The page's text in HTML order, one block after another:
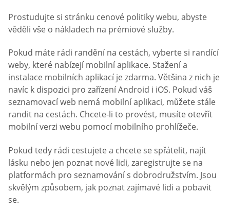
Prostudujte si stránku cenové politiky webu, abyste
věděli vše o nákladech na prémiové služby.
Pokud máte rádi randění na cestách, vyberte si randící
weby, které nabízejí mobilní aplikace. Stažení a
instalace mobilních aplikací je zdarma. Většina z nich je
navíc k dispozici pro zařízení Android i iOS. Pokud váš
seznamovací web nemá mobilní aplikaci, můžete stále
randit na cestách. Chcete-li to provést, musíte otevřít
mobilní verzi webu pomocí mobilního prohlížeče.
Pokud tedy rádi cestujete a chcete se spřátelit, najít
lásku nebo jen poznat nové lidi, zaregistrujte se na
platformách pro seznamování s dobrodružstvím. Jsou
skvělým způsobem, jak poznat zajímavé lidi a pobavit
se.